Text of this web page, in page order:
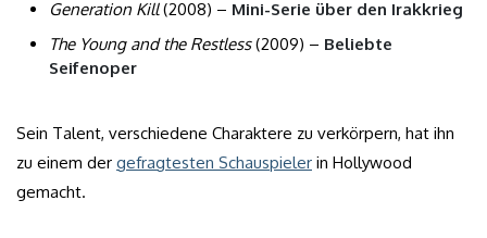
Generation Kill(2008) – Mini-Serie über den Irakkrieg
The Young and the Restless(2009) – Beliebte
Seifenoper
Sein Talent, verschiedene Charaktere zu verkörpern, hat ihn
zu einem der gefragtesten Schauspieler in Hollywood
gemacht.